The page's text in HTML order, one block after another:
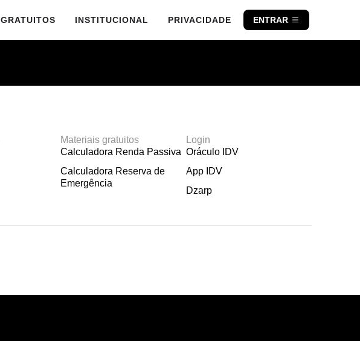
INSTITUCIONAL PRIVACIDADE ENTRAR
Materiais gratuitos
Calculadora Renda Passiva
Calculadora Reserva de
Emergência
Login
Oráculo IDV
App IDV
Dzarp